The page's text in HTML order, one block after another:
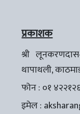
प्रकाशक
श्री
थापाथली,
फोन : ०१
इमेल :